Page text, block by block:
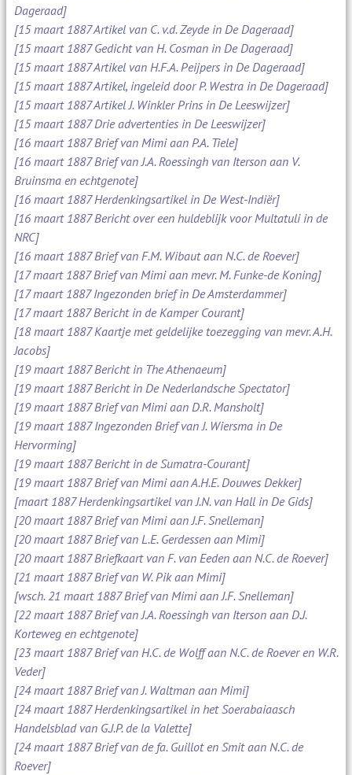
Dageraad]
[15 maart 1887 Artikel van C. v.d. Zeyde in De Dageraad]
[15 maart 1887 Gedicht van H. Cosman in De Dageraad]
[15 maart 1887 Artikel van H.F.A. Peijpers in De Dageraad]
[15 maart 1887 Artikel, ingeleid door P. Westra in De Dageraad]
[15 maart 1887 Artikel J. Winkler Prins in De Leeswijzer]
[15 maart 1887 Drie advertenties in De Leeswijzer]
[16 maart 1887 Brief van Mimi aan P.A. Tiele]
[16 maart 1887 Brief van J.A. Roessingh van Iterson aan V.
Bruinsma en echtgenote]
[16 maart 1887 Herdenkingsartikel in De West-Indiër]
[16 maart 1887 Bericht over een huldeblijk voor Multatuli in de
NRC]
[16 maart 1887 Brief van F.M. Wibaut aan N.C. de Roever]
[17 maart 1887 Brief van Mimi aan mevr. M. Funke-de Koning]
[17 maart 1887 Ingezonden brief in De Amsterdammer]
[17 maart 1887 Bericht in de Kamper Courant]
[18 maart 1887 Kaartje met geldelijke toezegging van mevr. A.H.
Jacobs]
[19 maart 1887 Bericht in The Athenaeum]
[19 maart 1887 Bericht in De Nederlandsche Spectator]
[19 maart 1887 Brief van Mimi aan D.R. Mansholt]
[19 maart 1887 Ingezonden Brief van J. Wiersma in De
Hervorming]
[19 maart 1887 Bericht in de Sumatra-Courant]
[19 maart 1887 Brief van Mimi aan A.H.E. Douwes Dekker]
[maart 1887 Herdenkingsartikel van J.N. van Hall in De Gids]
[20 maart 1887 Brief van Mimi aan J.F. Snelleman]
[20 maart 1887 Brief van L.E. Gerdessen aan Mimi]
[20 maart 1887 Briefkaart van F. van Eeden aan N.C. de Roever]
[21 maart 1887 Brief van W. Pik aan Mimi]
[wsch. 21 maart 1887 Brief van Mimi aan J.F. Snelleman]
[22 maart 1887 Brief van J.A. Roessingh van Iterson aan D.J.
Korteweg en echtgenote]
[23 maart 1887 Brief van H.C. de Wolff aan N.C. de Roever en W.R.
Veder]
[24 maart 1887 Brief van J. Waltman aan Mimi]
[24 maart 1887 Herdenkingsartikel in het Soerabaiaasch
Handelsblad van G.J.P. de la Valette]
[24 maart 1887 Brief van de fa. Guillot en Smit aan N.C. de
Roever]